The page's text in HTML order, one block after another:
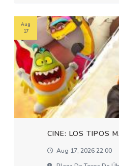
CINE: LOS TIPOS
Aug 17, 2026 22:00
Aug
17